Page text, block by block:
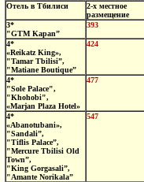
Отель в Тбилиси
2-х местное
размещение
3*
"GTM Kapan”
393
4*
«Reikatz King»,
"Tamar Tbilisi”,
"Matiane Boutique”
424
4*
"Sole Palace",
"Khohobi",
«Marjan Plaza Hotel»
477
4*
«Abanotubani»,
"Sandali”,
"Tiflis Palace”,
"Mercure Tbilisi Old
Town”,
"King Gorgasali”,
"Amante Norikala”
547